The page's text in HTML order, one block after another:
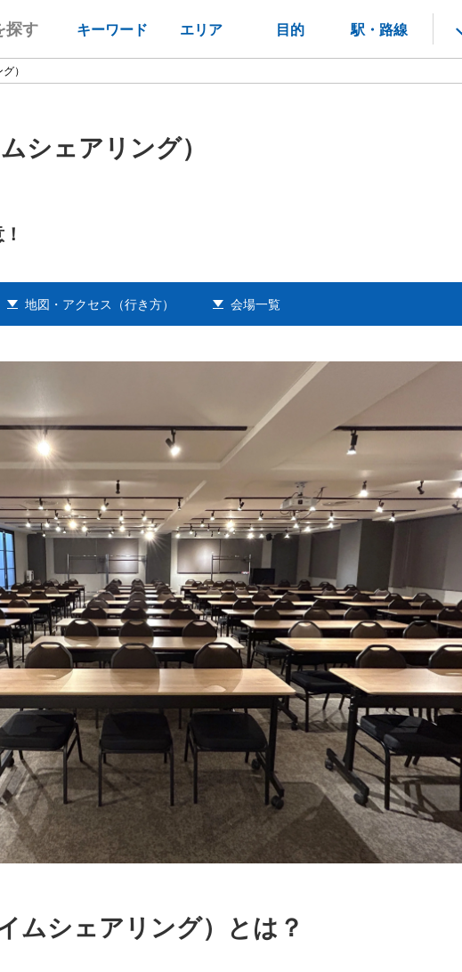
探す キーワード エリア 目的 駅・路線
）
シェアリング）
地図・アクセス（行き方） 会場一覧
ムシェアリング）とは？